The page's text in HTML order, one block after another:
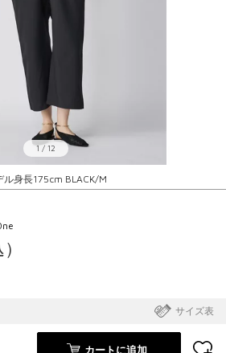
1/ 12
ル身長175cm BLACK/M
サイズ表
カートに追加